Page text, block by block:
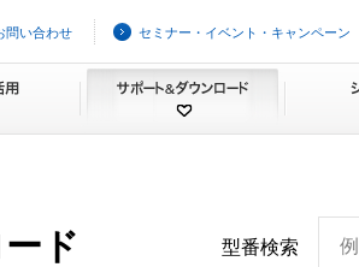
問い合わせ セミナー・イベント・キャンペーン
ド 型番検索